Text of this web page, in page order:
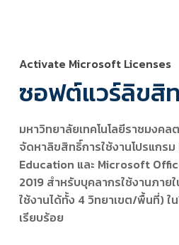
Activate Microsoft Licenses
ซอฟต์แวร์ลิขสิ
มหาวิทยาลัยเทคโนโลยีราชมงคล
จัดหาลิขสิทธิ์การใช้งานโปรแกร
Education และ Microsoft
2019 สำหรับบุคลากรใช้งานภาย
ใช้งานได้ทั้ง 4 วิทยาเขต/พื้นที่) ใ
เรียบร้อย